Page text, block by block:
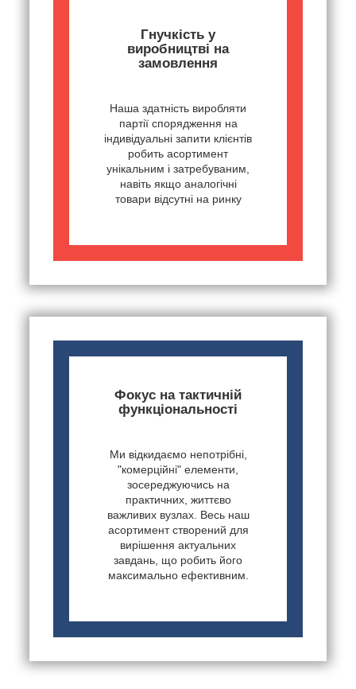
Гнучкість у
виробництві на
замовлення
Наша здатність виробляти
партії спорядження на
індивідуальні запити клієнтів
робить асортимент
унікальним і затребуваним,
навіть якщо аналогічні
товари відсутні на ринку
Фокус на тактичній
функціональності
Ми відкидаємо непотрібні,
"комерційні" елементи,
зосереджуючись на
практичних, життєво
важливих вузлах. Весь наш
асортимент створений для
вирішення актуальних
завдань, що робить його
максимально ефективним.